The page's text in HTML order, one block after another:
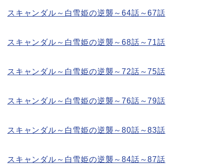
スキャンダル～白雪姫の逆襲～64話～67話
スキャンダル～白雪姫の逆襲～68話～71話
スキャンダル～白雪姫の逆襲～72話～75話
スキャンダル～白雪姫の逆襲～76話～79話
スキャンダル～白雪姫の逆襲～80話～83話
スキャンダル～白雪姫の逆襲～84話～87話